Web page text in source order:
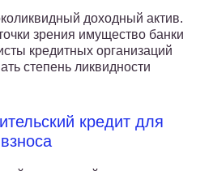
доходный актив.
зрения имущество банки
кредитных организаций
степень ликвидности
кредит для